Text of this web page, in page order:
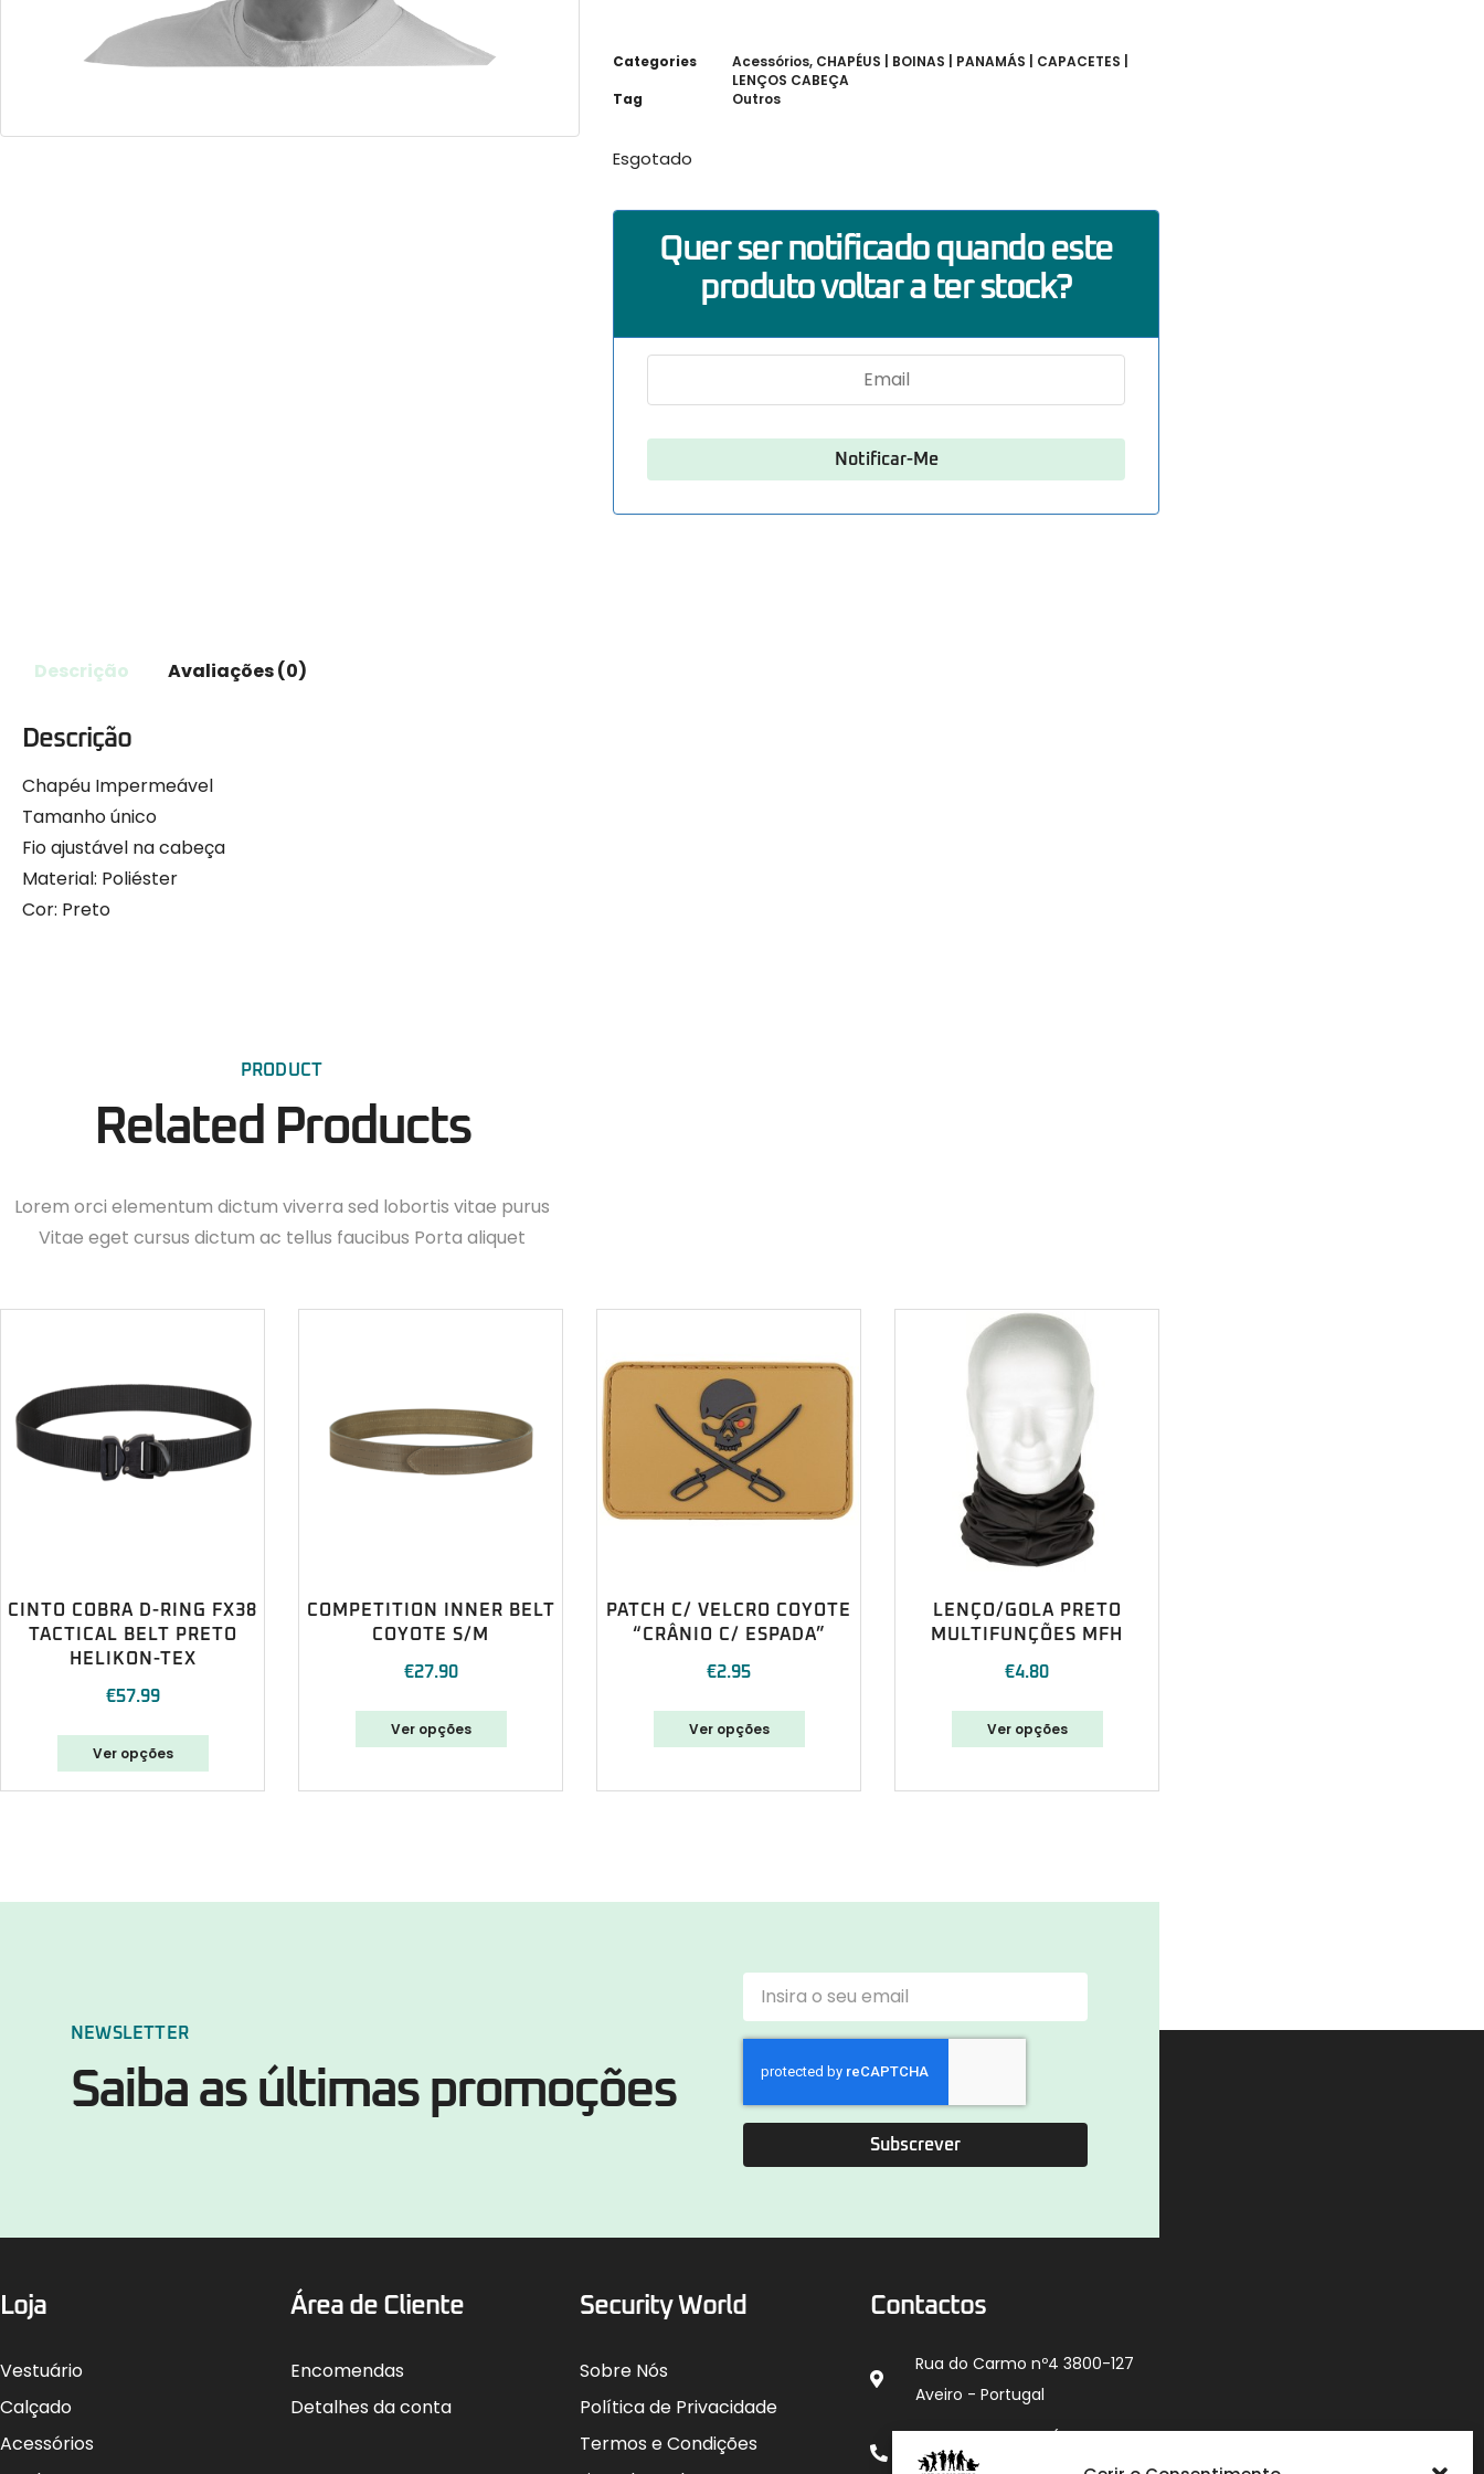
Categories Acessórios, CHAPÉUS | BOINAS | PANAMÁS | CAPACETES |
LENÇOS CABEÇA
Tag
Outros
Esgotado
Quer ser notificado quando este
produto voltar a ter stock?
Descrição Avaliações (0)
Descrição
Chapéu Impermeável
Tamanho único
Fio ajustável na cabeça
Material: Poliéster
Cor: Preto
PRODUCT
Related Products
Lorem orci elementum dictum viverra sed lobortis vitae purus
Vitae eget cursus dictum ac tellus faucibus Porta aliquet
CINTO COBRA D-RING FX38
TACTICAL BELT PRETO
HELIKON-TEX
€57.99
Ver opções
COMPETITION INNER BELT
COYOTE S/M
€27.90
Ver opções
PATCH C/ VELCRO COYOTE
“CRÂNIO C/ ESPADA”
€2.95
Ver opções
LENÇO/GOLA PRETO
MULTIFUNÇÕES MFH
€4.80
Ver opções
NEWSLETTER
Saiba as últimas promoções
Subscrever
Loja
Vestuário
Calçado
Acessórios
Área de Cliente
Encomendas
Detalhes da conta
Security World
Sobre Nós
Política de Privacidade
Termos e Condições
Contactos
Rua do Carmo nº4 3800-127
Aveiro - Portugal
912 009 740 (Chamada
para rede móvel nacional)